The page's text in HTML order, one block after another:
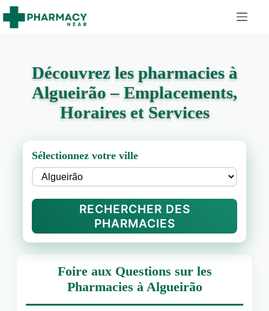
Découvrez les pharmacies à
Algueirão – Emplacements,
Horaires et Services
Sélectionnez votre ville
RECHERCHER DES
PHARMACIES
Foire aux Questions sur les
Pharmacies à Algueirão